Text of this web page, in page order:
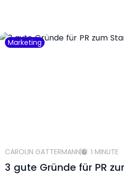
Marketing
CAROLIN GATTERMANN 1 MINUTE
3 gute Gründe für PR